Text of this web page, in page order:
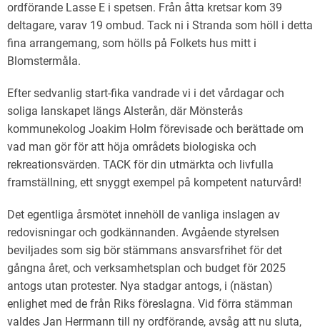
ordförande Lasse E i spetsen. Från åtta kretsar kom 39
deltagare, varav 19 ombud. Tack ni i Stranda som höll i detta
fina arrangemang, som hölls på Folkets hus mitt i
Blomstermåla.
Efter sedvanlig start-fika vandrade vi i det vårdagar och
soliga lanskapet längs Alsterån, där Mönsterås
kommunekolog Joakim Holm förevisade och berättade om
vad man gör för att höja områdets biologiska och
rekreationsvärden. TACK för din utmärkta och livfulla
framställning, ett snyggt exempel på kompetent naturvård!
Det egentliga årsmötet innehöll de vanliga inslagen av
redovisningar och godkännanden. Avgående styrelsen
beviljades som sig bör stämmans ansvarsfrihet för det
gångna året, och verksamhetsplan och budget för 2025
antogs utan protester. Nya stadgar antogs, i (nästan)
enlighet med de från Riks föreslagna. Vid förra stämman
valdes Jan Herrmann till ny ordförande, avsåg att nu sluta,